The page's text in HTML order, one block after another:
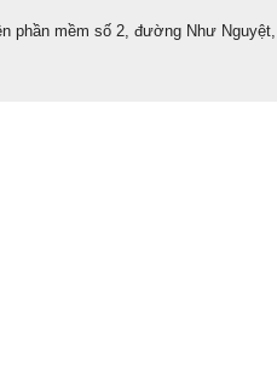
phần mềm số 2, đường Như